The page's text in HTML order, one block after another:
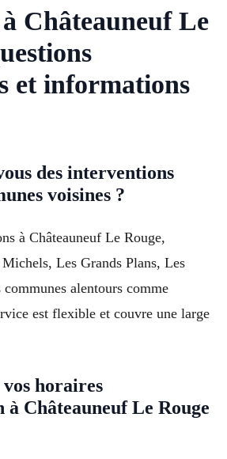
Châteauneuf Le
et informations
des interventions
voisines ?
à Châteauneuf Le Rouge,
Les Grands Plans, Les
communes alentours comme
est flexible et couvre une large
vos horaires
à Châteauneuf Le Rouge